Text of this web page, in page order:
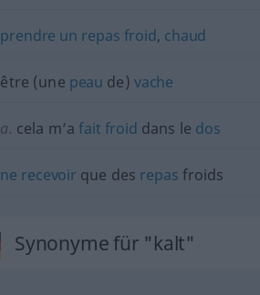
prendre un repas froid, chaud
être (une peau de) vache
a. cela m’afait froid dans le dos
ne recevoir que des repas froids
Synonyme für "kalt"